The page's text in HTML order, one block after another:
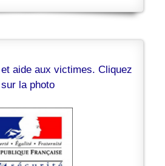
aide aux victimes. Cliquez
sur la photo